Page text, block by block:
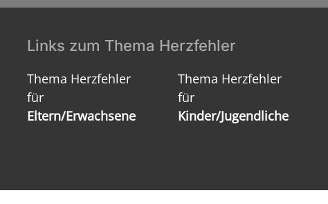
Links zum Thema Herzfehler
Thema Herzfehler
für
Eltern/Erwachsene
Thema Herzfehler
für
Kinder/Jugendliche